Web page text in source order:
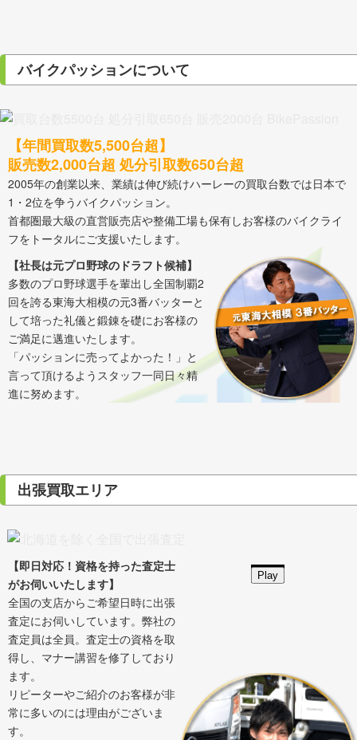
バイクパッションについて
【年間買取数5,500台超】
販売数2,000台超 処分引取数650台超
2005年の創業以来、業績は伸び続けハーレーの買取台数では日本で
1・2位を争うバイクパッション。
首都圏最大級の直営販売店や整備工場も保有しお客様のバイクライ
フをトータルにご支援いたします。
【社長は元プロ野球のドラフト候補】
多数のプロ野球選手を輩出し全国制覇2
回を誇る東海大相模の元3番バッターと
して培った礼儀と鍛錬を礎にお客様の
ご満足に邁進いたします。
「パッションに売ってよかった！」と
言って頂けるようスタッフ一同日々精
進に努めます。
出張買取エリア
Play
【即日対応！資格を持った査定士
がお伺いいたします】
全国の支店からご希望日時に出張
査定にお伺いしています。弊社の
査定員は全員。査定士の資格を取
得し、マナー講習を修了しており
ます。
リピーターやご紹介のお客様が非
常に多いのには理由がございま
す。